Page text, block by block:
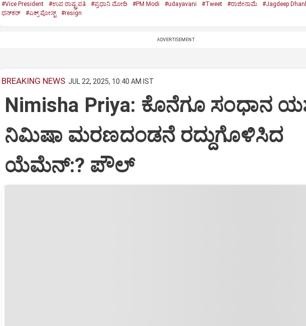
#Vice President #ಉಪ ರಾಷ್ಟ್ರಪತಿ #ಪ್ರಧಾನಿ ಮೋದಿ #PM Modi #udayavani #Tweet #ರಾಜೀನಾಮೆ
#Jagdeep
ಧನ್‌ಕರ್‌
#ಎಕ್ಸ್‌ ಪೋಸ್ಟ್ #resign
ADVERTISEMENT
BREAKING NEWS JUL 22, 2025, 10:40 AM IST
Nimisha Priya: ಕೊನೆಗೂ ಸಂಧಾನ
ನಿಮಿಷಾ ಮರಣದಂಡನೆ ರದ್ದುಗೊಳಿಸಿದ
ಯೆಮೆನ್:? ಪೌಲ್